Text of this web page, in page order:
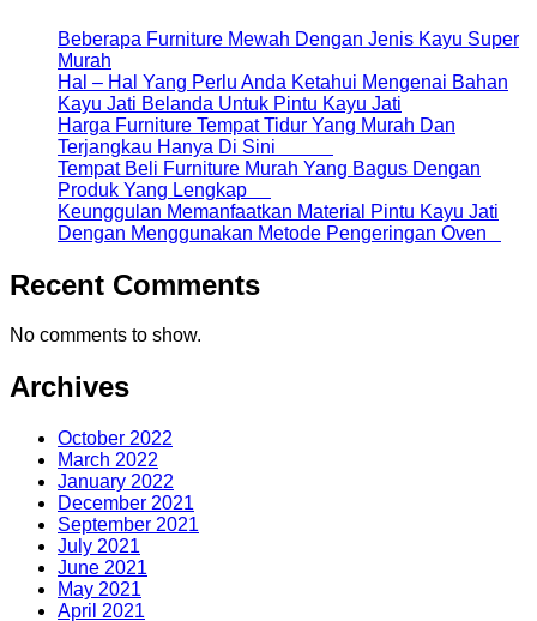
Beberapa Furniture Mewah Dengan Jenis Kayu Super
Murah
Hal – Hal Yang Perlu Anda Ketahui Mengenai Bahan
Kayu Jati Belanda Untuk Pintu Kayu Jati
Harga Furniture Tempat Tidur Yang Murah Dan
Terjangkau Hanya Di Sini
Tempat Beli Furniture Murah Yang Bagus Dengan
Produk Yang Lengkap
Keunggulan Memanfaatkan Material Pintu Kayu Jati
Dengan Menggunakan Metode Pengeringan Oven
Recent Comments
No comments to show.
Archives
October 2022
March 2022
January 2022
December 2021
September 2021
July 2021
June 2021
May 2021
April 2021